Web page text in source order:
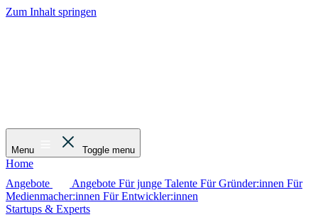
Zum Inhalt springen
Menu Toggle menu
Home
Angebote
Angebote Für junge Talente Für Gründer:innen Für
Medienmacher:innen Für Entwickler:innen
Startups & Experts